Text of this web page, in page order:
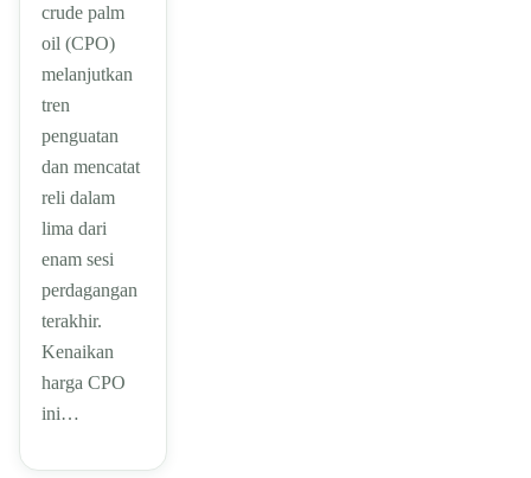
crude palm
oil (CPO)
melanjutkan
tren
penguatan
dan mencatat
reli dalam
lima dari
enam sesi
perdagangan
terakhir.
Kenaikan
harga CPO
ini…